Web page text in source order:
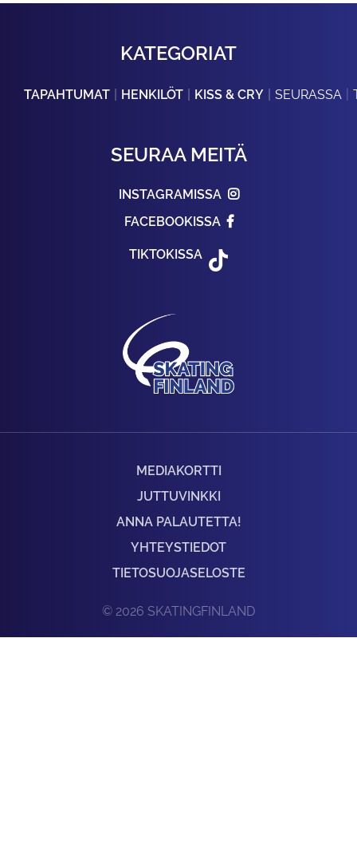
KATEGORIAT
TAPAHTUMAT HENKILÖT KISS & CRY SEURASSA
SEURAA MEITÄ
INSTAGRAMISSA
FACEBOOKISSA
TIKTOKISSA
MEDIAKORTTI
JUTTUVINKKI
ANNA PALAUTETTA!
YHTEYSTIEDOT
TIETOSUOJASELOSTE
© 2026 SKATINGFINLAND